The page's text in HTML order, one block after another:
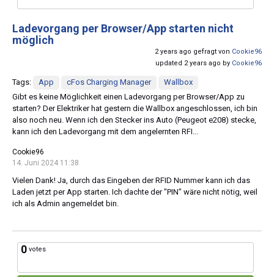
Ladevorgang per Browser/App starten nicht
möglich
2 years ago gefragt von Cookie96
updated 2 years ago by Cookie96
Tags: App cFos Charging Manager
Wallbox
Gibt es keine Möglichkeit einen Ladevorgang per Browser/App zu
starten? Der Elektriker hat gestern die Wallbox angeschlossen, ich bin
also noch neu. Wenn ich den Stecker ins Auto (Peugeot e208) stecke,
kann ich den Ladevorgang mit dem angelernten RFI...
Cookie96
14. Juni 2024 11:38
Vielen Dank! Ja, durch das Eingeben der RFID Nummer kann ich das
Laden jetzt per App starten. Ich dachte der "PIN" wäre nicht nötig, weil
ich als Admin angemeldet bin.
0 votes